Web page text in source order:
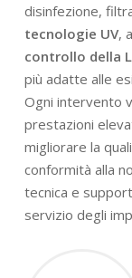
disinfezione,
tecnologie UV,
controllo della
più adatte alle
Ogni intervento
prestazioni
migliorare la
conformità alla
tecnica e
servizio degli